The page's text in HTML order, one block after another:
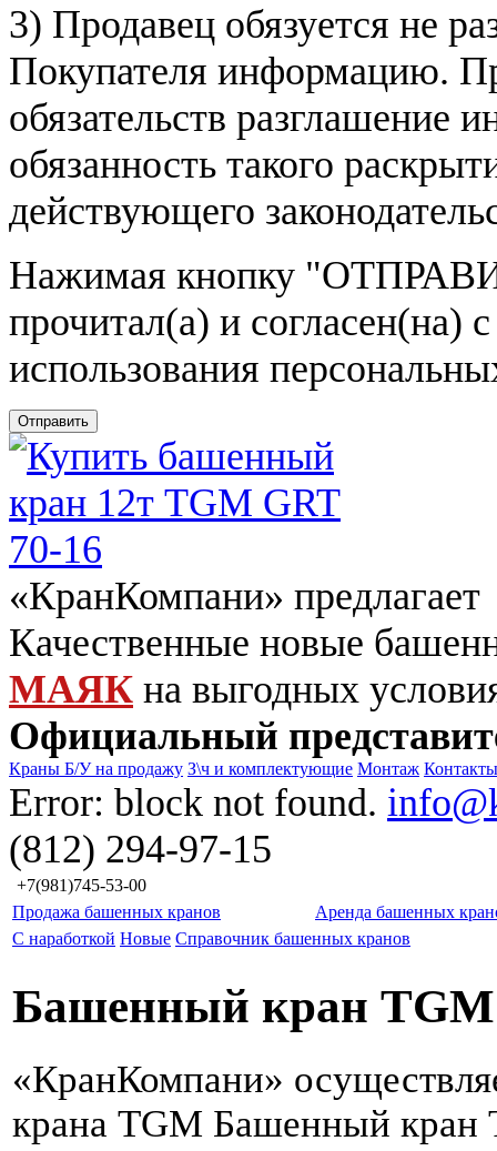
3) Продавец обязуется не
Покупателя информацию.
обязательств разглашение
обязанность такого
действующего
Нажимая кнопку
прочитал(а) и согласен(на)
использования
Отправить
«КранКомпани» предлагает
Качественные новые
МАЯК на выгодных
Официальный
Краны Б/У на продажу З\ч и комплектующие Монтаж Контакты
Error: block not found.
(812) 294-97-15
+7(981)745-53-00
Продажа башенных кранов
Аренда башенных
С наработкой Новые Справочник башенных кранов
Башенный кран TGM
«КранКомпани»
крана TGM Башенный кран